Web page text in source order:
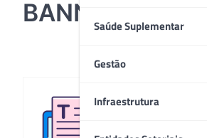
Saúde Suplementar
Gestão
Infraestrutura
BANNER